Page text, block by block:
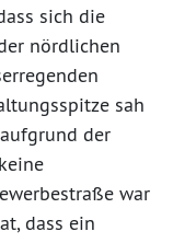
sich die
nördlichen
sah
der
war
dass ein